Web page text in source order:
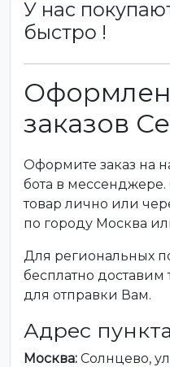
У нас
быстро !
заказов
Оформите заказ на
бота в мессенджере.
товар лично или
по городу Москва
Для региональных
бесплатно доставим
для отправки Вам.
Адрес
Москва: Солнцево,